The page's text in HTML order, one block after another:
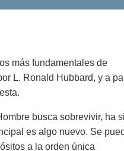
más fundamentales de
L. Ronald Hubbard, y a
busca sobrevivir, ha
es algo nuevo. Se
a la orden única